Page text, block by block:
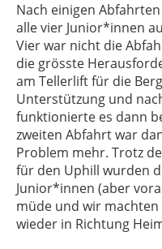
Nach einigen
alle vier Junior*innen
Vier war nicht die
die grösste
am Tellerlift für die
Unterstützung und
funktionierte es dann
zweiten Abfahrt war
Problem mehr. Trotz
für den Uphill wurden
Junior*innen (aber
müde und wir
wieder in Richtung